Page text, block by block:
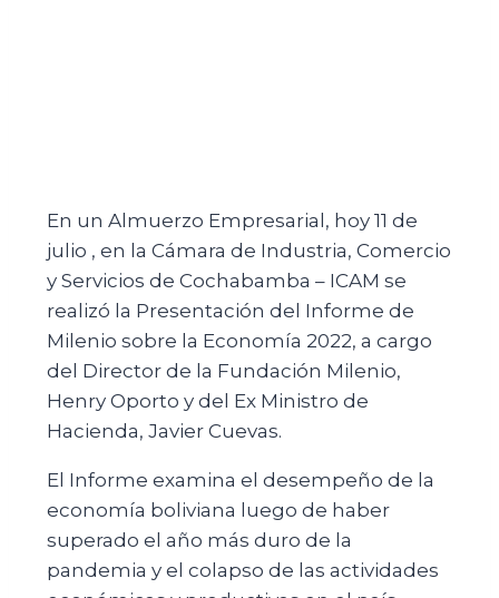
En un Almuerzo Empresarial, hoy 11 de
julio , en la Cámara de Industria, Comercio
y Servicios de Cochabamba – ICAM se
realizó la Presentación del Informe de
Milenio sobre la Economía 2022, a cargo
del Director de la Fundación Milenio,
Henry Oporto y del Ex Ministro de
Hacienda, Javier Cuevas.
El Informe examina el desempeño de la
economía boliviana luego de haber
superado el año más duro de la
pandemia y el colapso de las actividades